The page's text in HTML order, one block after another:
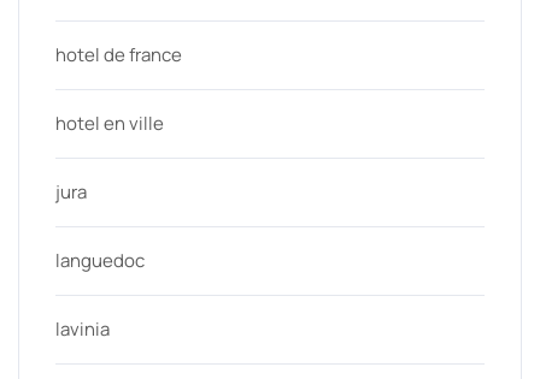
hotel de france
hotel en ville
jura
languedoc
lavinia